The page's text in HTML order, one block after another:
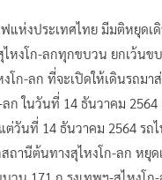
บบาดเจ็บรวม 3 ราย
ฟแห่งประเทศไทย มีมติหยุดเดิ
ไหงโก-ลกทุกขบวน ยกเว้นข
งโก-ลก ที่จะเปิดให้เดินรถมา
-ลก ในวันที่ 14 ธันวาคม 2564
แต่วันที่ 14 ธันวาคม 2564 รถ